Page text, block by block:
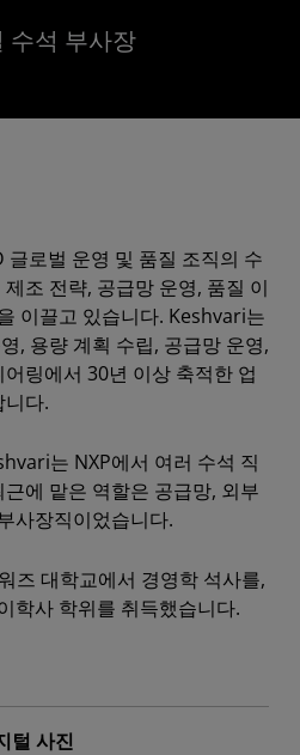
수석 부사장
로벌 운영 및 품질 조직의 수
조 전략, 공급망 운영, 품질 이
이끌고 있습니다. Keshvari는
, 용량 계획 수립, 공급망 운영,
링에서 30년 이상 축적한 업
다.
는 NXP에서 여러 수석 직
에 맡은 역할은 공급망, 외부
사장직이었습니다.
즈 대학교에서 경영학 석사를,
학사 학위를 취득했습니다.
털 사진